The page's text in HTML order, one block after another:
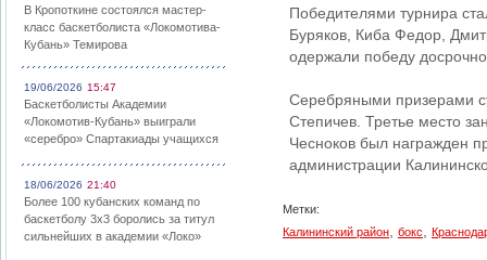
В Кропоткине состоялся мастер-
класс баскетболиста «Локомотива-
Кубань» Темирова
19/06/2026 15:47
Баскетболисты Академии
«Локомотив-Кубань» выиграли
«серебро» Спартакиады учащихся
18/06/2026 21:40
Более 100 кубанских команд по
баскетболу 3х3 боролись за титул
сильнейших в академии «Локо»
Победителями турнира
Буряков, Киба Федор,
одержали победу
Серебряными призерами
Степичев. Третье место
Чесноков был награжден
администрации
Метки:
Калининский район
бокс